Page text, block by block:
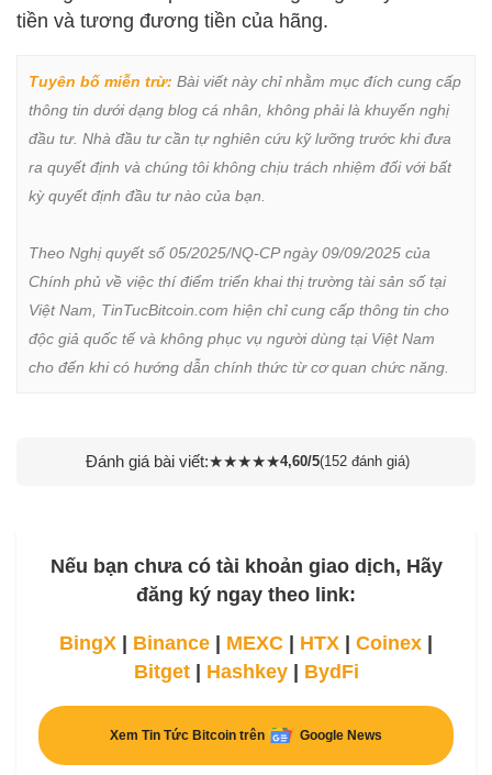
tiền và tương đương tiền của hãng.
Tuyên bố miễn trừ: Bài viết này chỉ nhằm mục đích cung cấp
thông tin dưới dạng blog cá nhân, không phải là khuyến nghị
đầu tư. Nhà đầu tư cần tự nghiên cứu kỹ lưỡng trước khi đưa
ra quyết định và chúng tôi không chịu trách nhiệm đối với bất
kỳ quyết định đầu tư nào của bạn.
Theo Nghị quyết số 05/2025/NQ-CP ngày 09/09/2025 của
Chính phủ về việc thí điểm triển khai thị trường tài sản số tại
Việt Nam, TinTucBitcoin.com hiện chỉ cung cấp thông tin cho
độc giả quốc tế và không phục vụ người dùng tại Việt Nam
cho đến khi có hướng dẫn chính thức từ cơ quan chức năng.
Đánh giá bài viết:★★★★★4,60/5(152 đánh giá)
Nếu bạn chưa có tài khoản giao dịch, Hãy
đăng ký ngay theo link:
BingX Binance MEXC HTX Coinex
Bitget| Hashkey| BydFi
Xem Tin Tức Bitcoin trên Google News